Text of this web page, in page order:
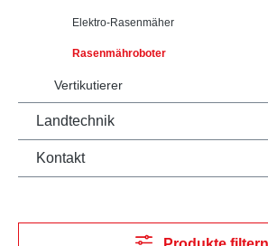
Elektro-Rasenmäher
Rasenmähroboter
Vertikutierer
Landtechnik
Kontakt